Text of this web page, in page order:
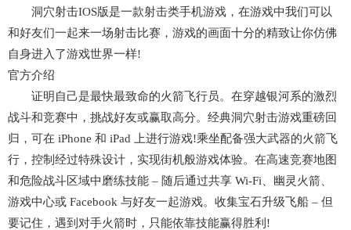
洞穴射击IOS版是一款射击类手机游戏，在游戏中我们可以
和好友们一起来一场射击比赛，游戏的画面十分的精致让你仿佛
自身进入了游戏世界一样!
官方介绍
证明自己是最快最致命的火箭飞行员。在穿越银河系的激烈
战斗和竞赛中，挑战好友或赢取高分。经典洞穴射击游戏重磅回
归，可在 iPhone 和 iPad 上进行游戏!乘坐配备强大武器的火箭飞
行，控制经过特殊设计，实现街机般游戏体验。在高速竞赛地图
和危险战斗区域中磨练技能 – 随后通过共享 Wi-Fi、幽灵火箭、
游戏中心或 Facebook 与好友一起游戏。收集宝石升级飞船 – 但
要记住，遇到对手火箭时，只能依靠技能赢得胜利!